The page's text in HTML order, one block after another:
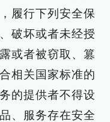
履行下列安全保
破坏或者未经授
或者被窃取、篡
相关国家标准的
的提供者不得设
、服务存在安全